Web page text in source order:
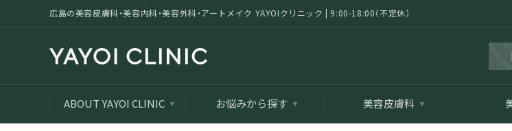
広島の美容皮膚科・美容内科・美容外科・アートメイク YAYOIクリニック | 9:00-18:00（不定休）
ABOUT YAYOI CLINIC お悩みから探す 美容皮膚科